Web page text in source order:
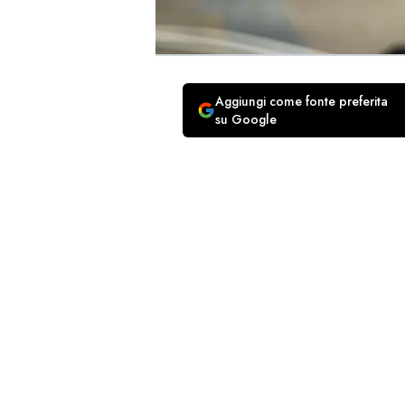
Aggiungi come fonte preferita
su Google